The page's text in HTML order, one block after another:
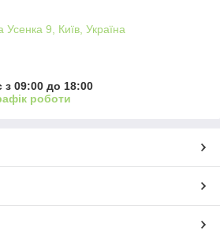
Усенка 9, Київ, Україна
з 09:00 до 18:00
роботи